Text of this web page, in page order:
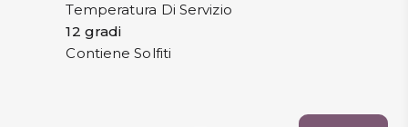
Temperatura Di Servizio
12 gradi
Contiene Solfiti